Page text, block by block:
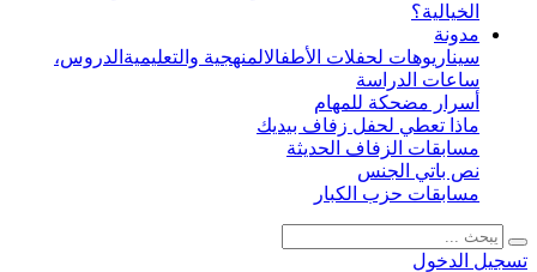
الخيالية؟
مدونة
سيناريوهات لحفلات الأطفالالمنهجية والتعليمية الدروس،
ساعات الدراسة
أسرار مضحكة للمهام
ماذا تعطي لحفل زفاف بيديك
مسابقات الزفاف الحديثة
نص باتي الجنس
مسابقات حزب الكبار
تسجيل الدخول